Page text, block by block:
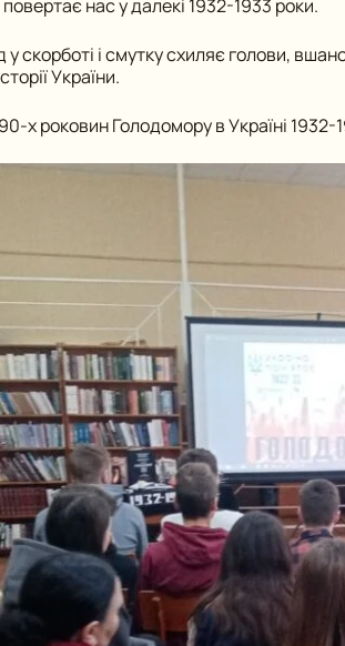
нас у далекі 1932-1933 роки.
у скорботі і смутку схиляє голови,
України.
х роковин Голодомору в Україні 1932-